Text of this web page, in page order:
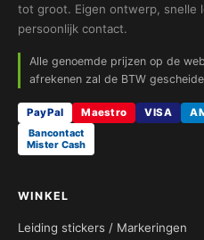
tot groot. Eigen ontwerp, snelle
persoonlijk contact.
Alle genoemde prijzen op de
afrekenen zal de BTW
PayPal Maestro VISA
Bancontact
Mister Cash
WINKEL
Leiding stickers / Markeringen